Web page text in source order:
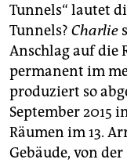
Tunnels“ lautet
Tunnels? Charlie
Anschlag auf die
permanent im
produziert so
September 2015
Räumen im 13.
Gebäude, von